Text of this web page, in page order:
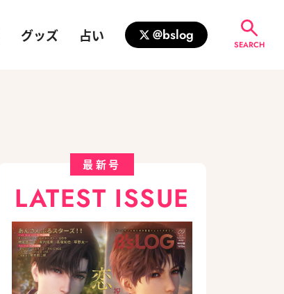
グッズ 占い @bslog
SEARCH
最新号
LATEST ISSUE